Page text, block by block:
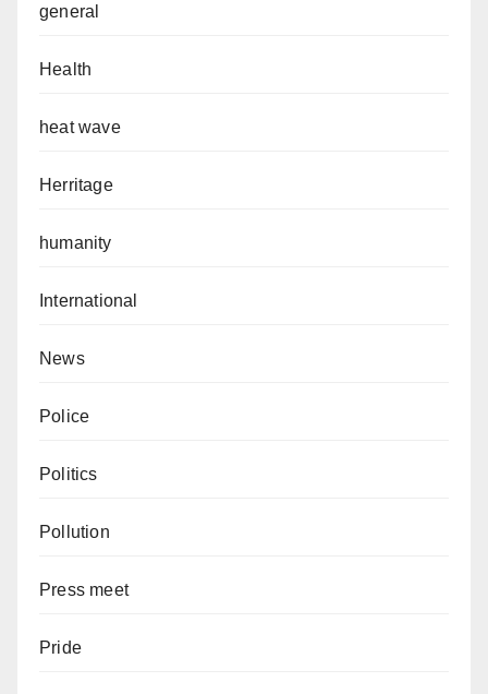
general
Health
heat wave
Herritage
humanity
International
News
Police
Politics
Pollution
Press meet
Pride